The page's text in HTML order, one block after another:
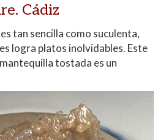
Cádiz
tan sencilla como suculenta,
logra platos inolvidables. Este
tostada es un